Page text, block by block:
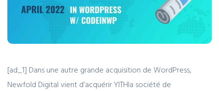
[ad_1] Dans une autre grande acquisition de WordPress,
Newfold Digital vient d’acquérir YITHla société de